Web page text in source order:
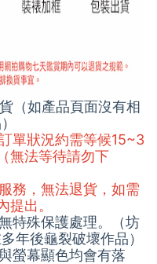
（如產品頁面沒有相
單狀況約需等候15~3
（無法等待請勿下
務，無法退貨，如需
出。
特殊保護處理。（坊
年後龜裂破壞作品）
螢幕顯色均會有落